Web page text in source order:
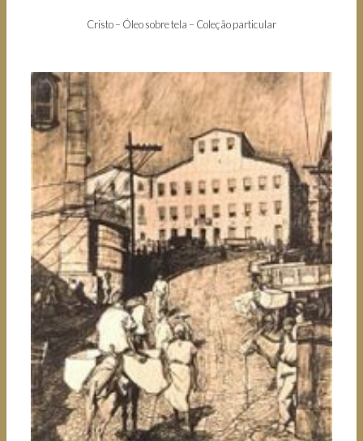
Cristo – Óleo sobre tela – Coleção particular